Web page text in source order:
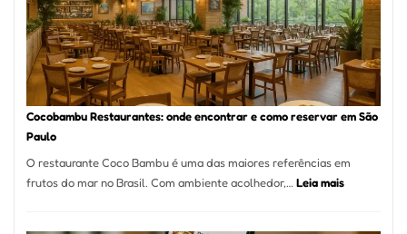
em
São
Paulo:
Um
Guia
Definitivo
Alta
Gastronomia
Cocobambu Restaurantes: onde encontrar e como reservar em São
Paulo
O restaurante Coco Bambu é uma das maiores referências em
frutos do mar no Brasil. Com ambiente acolhedor,… Leia mais: